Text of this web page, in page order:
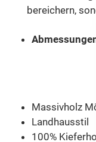
bereichern,
Massivholz
Landhausstil
100%